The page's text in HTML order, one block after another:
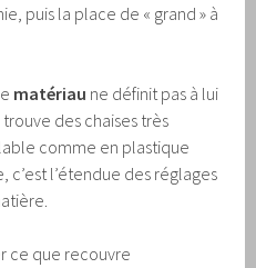
puis la place de « grand » à
matériau ne définit pas à lui
des chaises très
comme en plastique
c’est l’étendue des réglages
ce que recouvre